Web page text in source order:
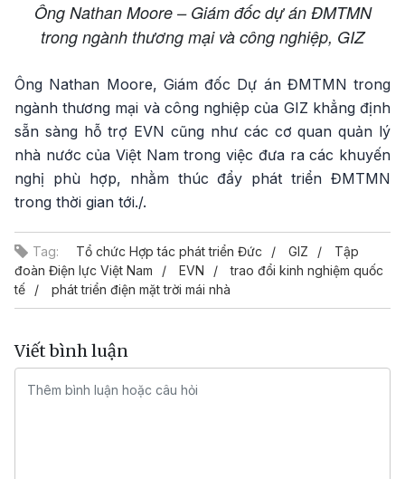
Ông Nathan Moore – Giám đốc dự án ĐMTMN
trong ngành thương mại và công nghiệp, GIZ
Ông Nathan Moore, Giám đốc Dự án ĐMTMN trong
ngành thương mại và công nghiệp của GIZ khẳng định
sẵn sàng hỗ trợ EVN cũng như các cơ quan quản lý
nhà nước của Việt Nam trong việc đưa ra các khuyến
nghị phù hợp, nhằm thúc đẩy phát triển ĐMTMN
trong thời gian tới./.
Tag: Tổ chức Hợp tác phát triển Đức GIZ
Tập
đoàn Điện lực Việt Nam
EVN
trao đổi kinh nghiệm quốc
tế
phát triển điện mặt trời mái nhà
Viết bình luận